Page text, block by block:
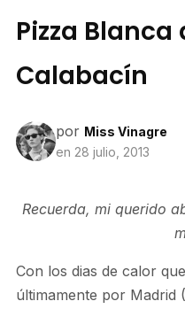
Pizza Blanca
Calabacín
por Miss Vinagre
en 28 julio, 2013
Recuerda, mi querido
Con los dias de calor
últimamente por Madrid